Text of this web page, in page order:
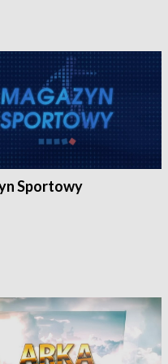
Sportowy